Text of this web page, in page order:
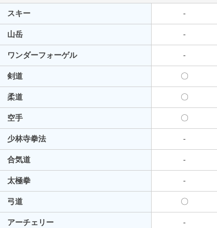
スキー -
山岳 -
ワンダーフォーゲル -
剣道 〇
柔道 〇
空手 〇
少林寺拳法 -
合気道 -
太極拳 -
弓道 〇
アーチェリー -